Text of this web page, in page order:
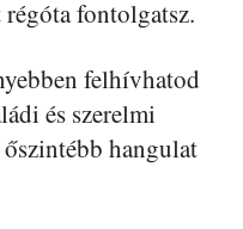
fontolgatsz.
felhívhatod
és szerelmi
hangulat